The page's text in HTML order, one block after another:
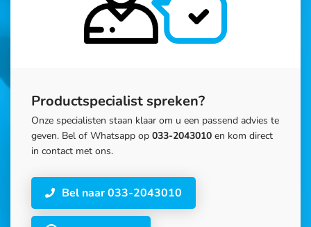
Productspecialist spreken?
Onze specialisten staan klaar om u een passend advies te
geven. Bel of Whatsapp op 033-2043010 en kom direct
in contact met ons.
Bel naar 033-2043010